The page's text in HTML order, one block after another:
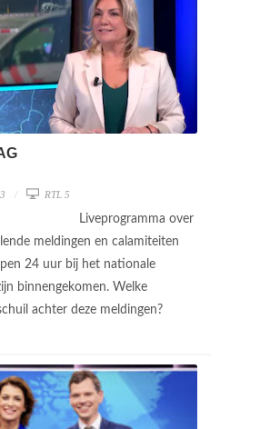
RTL 5
Liveprogramma over
meldingen en calamiteiten
24 uur bij het nationale
binnengekomen. Welke
achter deze meldingen?